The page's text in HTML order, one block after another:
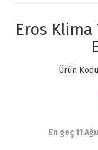
Eros Klima
Ürün
En geç 11